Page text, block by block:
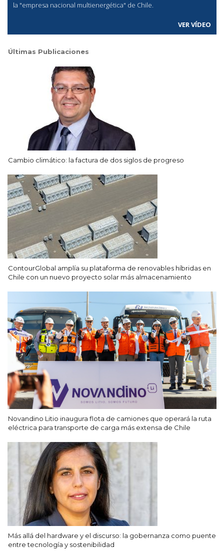
la "empresa nacional multienergética" de Chile.
VER VÍDEO
Últimas Publicaciones
Cambio climático: la factura de dos siglos de progreso
ContourGlobal amplía su plataforma de renovables híbridas en
Chile con un nuevo proyecto solar más almacenamiento
Novandino Litio inaugura flota de camiones que operará la ruta
eléctrica para transporte de carga más extensa de Chile
Más allá del hardware y el discurso: la gobernanza como puente
entre tecnología y sostenibilidad